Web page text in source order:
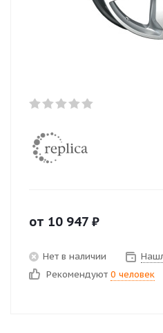
от 10 947 ₽
Нет в наличии
Рекомендуют 0 человек